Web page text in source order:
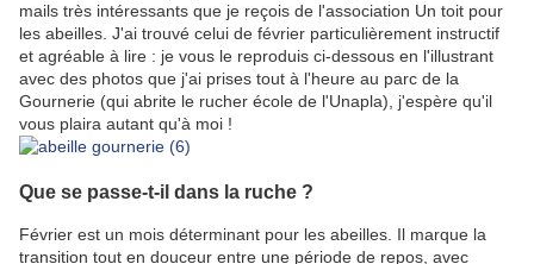
mails très intéressants que je reçois de l'association Un toit pour
les abeilles. J'ai trouvé celui de février particulièrement instructif
et agréable à lire : je vous le reproduis ci-dessous en l'illustrant
avec des photos que j'ai prises tout à l'heure au parc de la
Gournerie (qui abrite le rucher école de l'Unapla), j'espère qu'il
vous plaira autant qu'à moi !
Que se passe-t-il dans la ruche ?
Février est un mois déterminant pour les abeilles. Il marque la
transition tout en douceur entre une période de repos, avec